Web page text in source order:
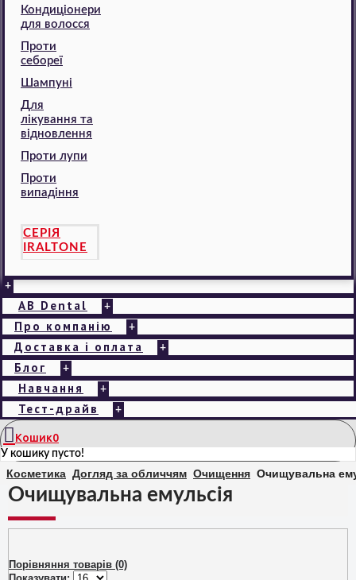
Кондиціонери
для волосся
Проти
себореї
Шампуні
Для
лікування та
відновлення
Проти лупи
Проти
випадіння
СЕРІЯ
IRALTONE
+
AB Dental +
Про компанію +
Доставка і оплата +
Блог +
Навчання +
Тест-драйв +
Кошик0
У кошику пусто!
Косметика Догляд за обличчям Очищення Очищувальна
Очищувальна емульсія
Порівняння товарів (0)